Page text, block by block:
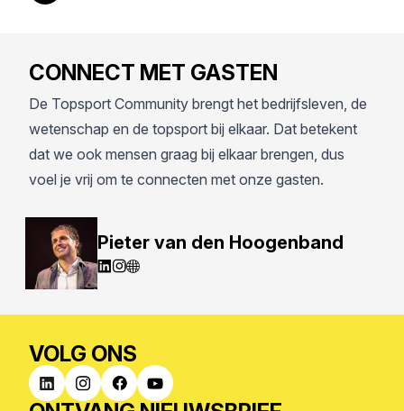
CONNECT MET GASTEN
De Topsport Community brengt het bedrijfsleven, de
wetenschap en de topsport bij elkaar. Dat betekent
dat we ook mensen graag bij elkaar brengen, dus
voel je vrij om te connecten met onze gasten.
Pieter van den Hoogenband
VOLG ONS